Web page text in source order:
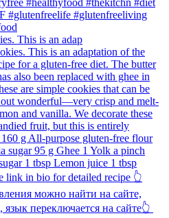
This is an adap